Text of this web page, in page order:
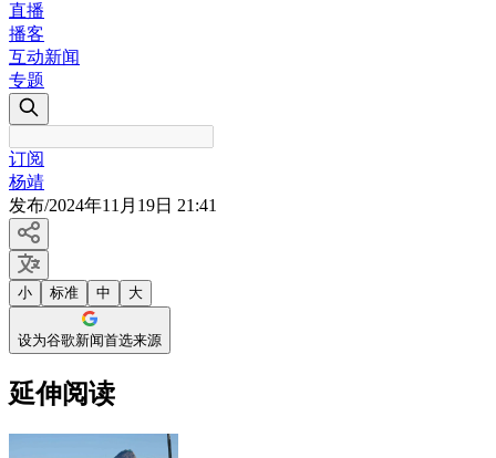
直播
播客
互动新闻
专题
订阅
杨靖
发布/2024年11月19日 21:41
小 标准 中 大
设为谷歌新闻首选来源
延伸阅读